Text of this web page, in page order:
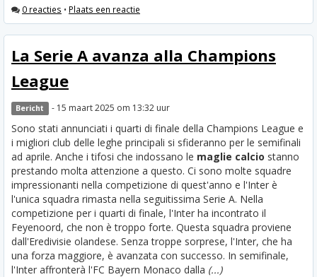
0 reacties • Plaats een reactie
La Serie A avanza alla Champions
League
Bericht - 15 maart 2025 om 13:32 uur
Sono stati annunciati i quarti di finale della Champions League e
i migliori club delle leghe principali si sfideranno per le semifinali
ad aprile. Anche i tifosi che indossano le maglie calcio stanno
prestando molta attenzione a questo. Ci sono molte squadre
impressionanti nella competizione di quest'anno e l'Inter è
l'unica squadra rimasta nella seguitissima Serie A. Nella
competizione per i quarti di finale, l'Inter ha incontrato il
Feyenoord, che non è troppo forte. Questa squadra proviene
dall'Eredivisie olandese. Senza troppe sorprese, l'Inter, che ha
una forza maggiore, è avanzata con successo. In semifinale,
l'Inter affronterà l'FC Bayern Monaco dalla (...)